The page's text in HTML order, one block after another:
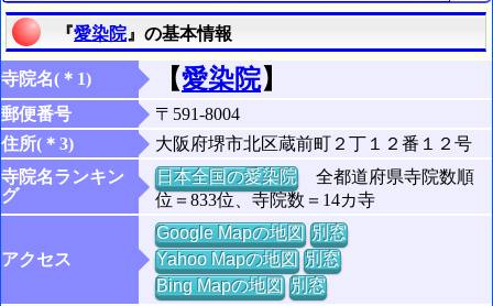
『愛染院』の基本情報
寺院名(＊1) 【愛染院】
郵便番号
〒591-8004
住所(＊3)
大阪府堺市北区蔵前町２丁１２番１２号
寺院名ランキン
グ
日本全国の愛染院全都道府県寺院数順
位＝833位、寺院数＝14カ寺
アクセス
Google Mapの地図 別窓
Yahoo Mapの地図 別窓
Bing Mapの地図 別窓